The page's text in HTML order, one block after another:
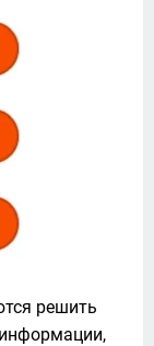
решить